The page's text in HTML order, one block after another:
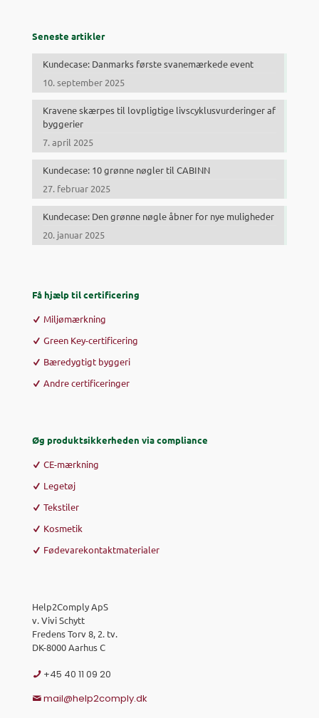
Seneste artikler
Kundecase: Danmarks første svanemærkede event
10. september 2025
Kravene skærpes til lovpligtige livscyklusvurderinger af
byggerier
7. april 2025
Kundecase: 10 grønne nøgler til CABINN
27. februar 2025
Kundecase: Den grønne nøgle åbner for nye muligheder
20. januar 2025
Få hjælp til certificering
Miljømærkning
Green Key-certificering
Bæredygtigt byggeri
Andre certificeringer
Øg produktsikkerheden via compliance
CE-mærkning
Legetøj
Tekstiler
Kosmetik
Fødevarekontaktmaterialer
Help2Comply ApS
v. Vivi Schytt
Fredens Torv 8, 2. tv.
DK-8000 Aarhus C
+45 40 11 09 20
mail@help2comply.dk